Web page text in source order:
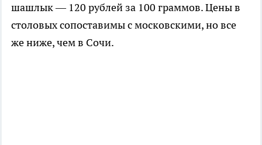
шашлык — 120 рублей за 100 граммов. Цены в
столовых сопоставимы с московскими, но все
же ниже, чем в Сочи.